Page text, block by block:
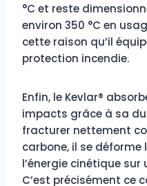
°C et reste
environ 350 °C en
cette raison qu’il
protection incendie.
Enfin, le Kevlar®
impacts grâce à sa
fracturer nettement
carbone, il se
l’énergie cinétique
C’est précisément ce